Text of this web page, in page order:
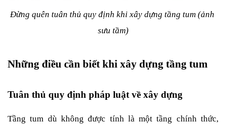
Đừng quên tuân thủ quy định khi xây dựng tầng tum (ảnh
sưu tầm)
Những điều cần biết khi xây dựng tầng tum
Tuân thủ quy định pháp luật về xây dựng
Tầng tum dù không được tính là một tầng chính thức,